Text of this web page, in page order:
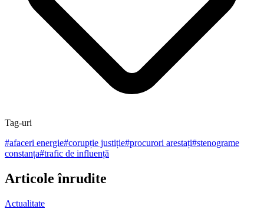
Tag-uri
#afaceri energie#corupție justiție#procurori arestați#stenograme
constanța#trafic de influență
Articole înrudite
Actualitate